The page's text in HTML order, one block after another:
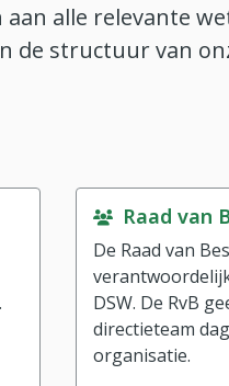
alle relevante
de structuur van
Raad van
De Raad van
DSW. De RvB
directieteam
organisatie.